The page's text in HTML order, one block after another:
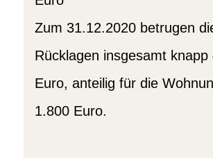
Zum 31.12.2020 betrugen
Rücklagen insgesamt knapp
Euro, anteilig für die
1.800 Euro.